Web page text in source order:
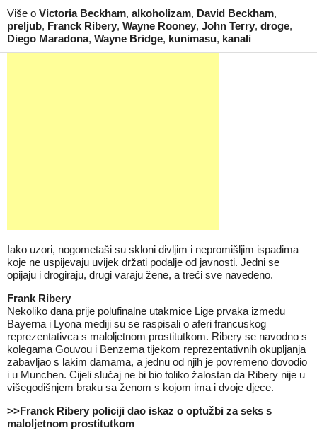
Više o Victoria Beckham, alkoholizam, David Beckham,
preljub, Franck Ribery, Wayne Rooney, John Terry, droge,
Diego Maradona, Wayne Bridge, kunimasu, kanali
Iako uzori, nogometaši su skloni divljim i nepromišljim ispadima
koje ne uspijevaju uvijek držati podalje od javnosti. Jedni se
opijaju i drogiraju, drugi varaju žene, a treći sve navedeno.
Frank Ribery
Nekoliko dana prije polufinalne utakmice Lige prvaka između
Bayerna i Lyona mediji su se raspisali o aferi francuskog
reprezentativca s maloljetnom prostitutkom. Ribery se navodno s
kolegama Gouvou i Benzema tijekom reprezentativnih okupljanja
zabavljao s lakim damama, a jednu od njih je povremeno dovodio
i u Munchen. Cijeli slučaj ne bi bio toliko žalostan da Ribery nije u
višegodišnjem braku sa ženom s kojom ima i dvoje djece.
>>Franck Ribery policiji dao iskaz o optužbi za seks s
maloljetnom prostitutkom